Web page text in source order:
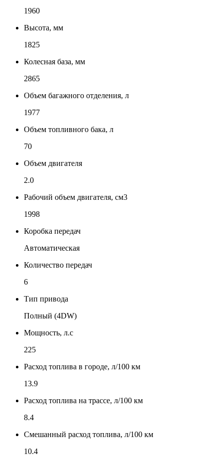
1960
Высота, мм
1825
Колесная база, мм
2865
Объем багажного отделения, л
1977
Объем топливного бака, л
70
Объем двигателя
2.0
Рабочий объем двигателя, см3
1998
Коробка передач
Автоматическая
Количество передач
6
Тип привода
Полный (4DW)
Мощность, л.с
225
Расход топлива в городе, л/100 км
13.9
Расход топлива на трассе, л/100 км
8.4
Смешанный расход топлива, л/100 км
10.4